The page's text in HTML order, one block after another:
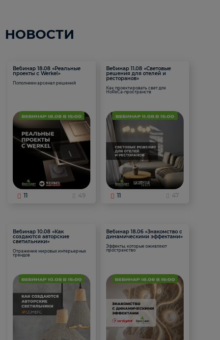
НОВОСТИ
Вебинар 18.08 «Реальные
проекты с Werkel»
Пополняем арсенал решений
11 49
Вебинар 11.08 «Световые
решения для отелей и
ресторанов»
Как проектировать свет для
HoReCa-пространств
11 47
Вебинар 10.08 «Как
создаются авторские
светильники»
Отражение мировых интерьерных
трендов
Вебинар 18.06 «Знакомство с
динамическими эффектами»
Эффекты, которые оживляют
пространство